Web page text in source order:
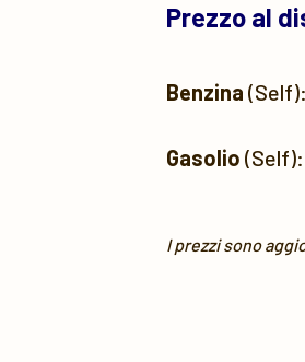
Prezzo al
Benzina (Self):
Gasolio (Self):
I prezzi sono